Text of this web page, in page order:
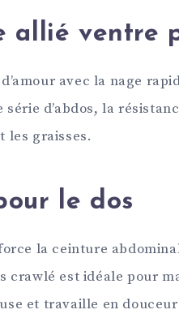
allié ventre
avec la nage
série d’abdos, la
les graisses.
le dos
la ceinture
crawlé est idéale pour
et travaille en